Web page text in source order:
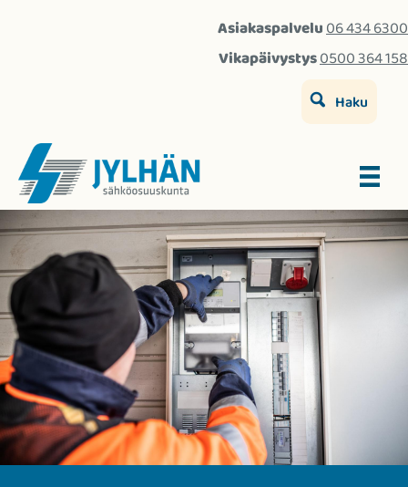
Asiakaspalvelu06 434 6300
Vikapäivystys0500 364 158
Haku